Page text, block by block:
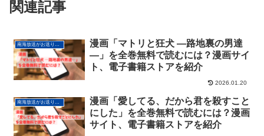
関連記事
南海放送がお送りする電子書籍サービス情報
漫画「マトリと狂犬 ―路地裏の男達
―」を全巻無料で読むには？漫画サイ
ト、電子書籍ストアを紹介
2026.01.20
南海放送がお送りする電子書籍サービス情報
漫画「愛してる、だから君を殺すこと
にした」を全巻無料で読むには？漫画
サイト、電子書籍ストアを紹介